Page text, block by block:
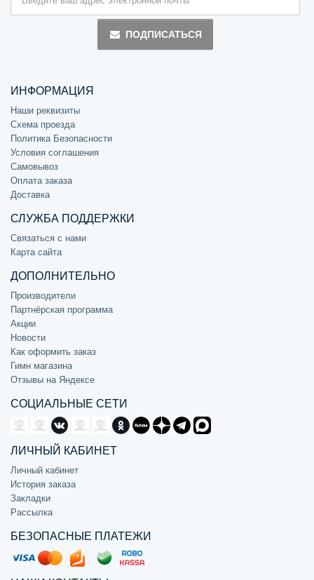
ПОДПИСАТЬСЯ
ИНФОРМАЦИЯ
Наши реквизиты
Схема проезда
Политика Безопасности
Условия соглашения
Самовывоз
Оплата заказа
Доставка
СЛУЖБА ПОДДЕРЖКИ
Связаться с нами
Карта сайта
ДОПОЛНИТЕЛЬНО
Производители
Партнёрская программа
Акции
Новости
Как оформить заказ
Гимн магазина
Отзывы на Яндексе
СОЦИАЛЬНЫЕ СЕТИ
ЛИЧНЫЙ КАБИНЕТ
Личный кабинет
История заказа
Закладки
Рассылка
БЕЗОПАСНЫЕ ПЛАТЕЖИ